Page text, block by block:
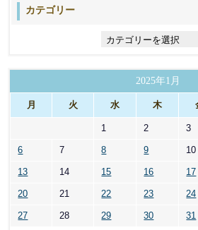
カテゴリー
ー
2025年1月
月 火 水 木
1 2 3
6 7 8 9 10
13 14 15 16 17
20 21 22 23 24
27 28 29 30 31